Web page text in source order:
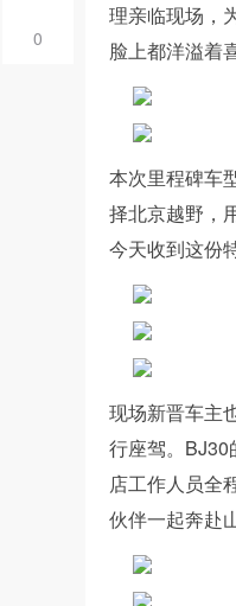
0
理亲临现场，
脸上都洋溢着
本次里程碑车
择北京越野，
今天收到这份
现场新晋车主
行座驾。BJ30
店工作人员全
伙伴一起奔赴